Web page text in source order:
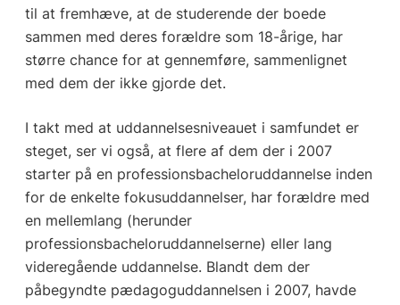
til at fremhæve, at de studerende der boede
sammen med deres forældre som 18-årige, har
større chance for at gennemføre, sammenlignet
med dem der ikke gjorde det.
I takt med at uddannelsesniveauet i samfundet er
steget, ser vi også, at flere af dem der i 2007
starter på en professionsbacheloruddannelse inden
for de enkelte fokusuddannelser, har forældre med
en mellemlang (herunder
professionsbacheloruddannelserne) eller lang
videregående uddannelse. Blandt dem der
påbegyndte pædagoguddannelsen i 2007, havde